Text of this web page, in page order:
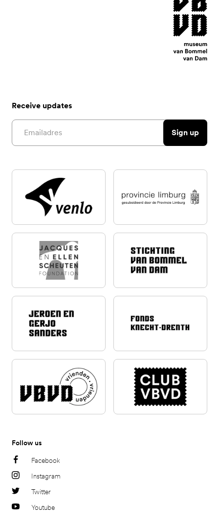
Receive updates
Email address
Sign up
Follow us
Facebook
Instagram
Twitter
Youtube